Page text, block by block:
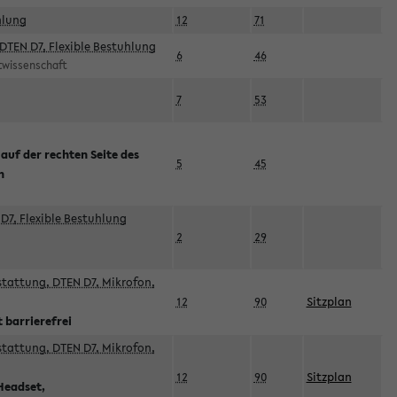
12
71
D7, Flexible Bestuhlung
6 46
7 53
der rechten Seite des
5 45
Flexible Bestuhlung
2
29
DTEN D7, Mikrofon,
barrierefrei
12 90 Sitzplan
DTEN D7, Mikrofon,
12 90 Sitzplan